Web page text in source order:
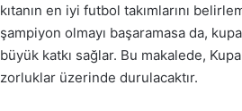
kıtanın en iyi futbol takımlarını
şampiyon olmayı başaramasa da,
büyük katkı sağlar. Bu makalede,
zorluklar üzerinde durulacaktır.